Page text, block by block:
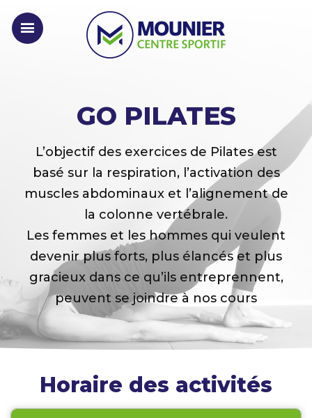
GO PILATES
L’objectif des exercices de Pilates est
basé sur la respiration, l’activation des
muscles abdominaux et l’alignement de
la colonne vertébrale.
Les femmes et les hommes qui veulent
devenir plus forts, plus élancés et plus
gracieux dans ce qu’ils entreprennent,
peuvent se joindre à nos cours
Horaire des activités